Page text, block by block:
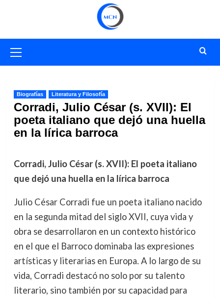
primario
Biografías Literatura y Filosofía
Corradi, Julio César (s. XVII): El
poeta italiano que dejó una huella
en la lírica barroca
Corradi, Julio César (s. XVII): El poeta italiano
que dejó una huella en la lírica barroca
Julio César Corradi fue un poeta italiano nacido
en la segunda mitad del siglo XVII, cuya vida y
obra se desarrollaron en un contexto histórico
en el que el Barroco dominaba las expresiones
artísticas y literarias en Europa. A lo largo de su
vida, Corradi destacó no solo por su talento
literario, sino también por su capacidad para